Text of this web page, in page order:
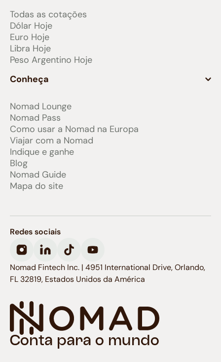
Todas as cotações
Dólar Hoje
Euro Hoje
Libra Hoje
Peso Argentino Hoje
Conheça
Nomad Lounge
Nomad Pass
Como usar a Nomad na Europa
Viajar com a Nomad
Indique e ganhe
Blog
Nomad Guide
Mapa do site
Conta para o mundo
Redes sociais
Nomad Fintech Inc. | 4951 International Drive, Orlando,
FL 32819, Estados Unidos da América